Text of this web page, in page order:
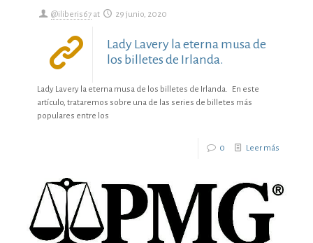
@iliberis67 at 29 junio, 2020
Lady Lavery la eterna musa de
los billetes de Irlanda.
Lady Lavery la eterna musa de los billetes de Irlanda. En este
artículo, trataremos sobre una de las series de billetes más
populares entre los
0 Leer más